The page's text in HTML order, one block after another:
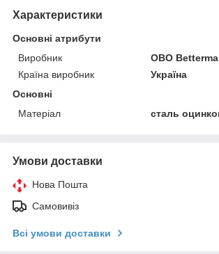
Характеристики
Основні атрибути
Виробник
OBO
Країна виробник
Україна
Основні
Матеріал
сталь
Умови доставки
Нова Пошта
Самовивіз
Всі умови доставки